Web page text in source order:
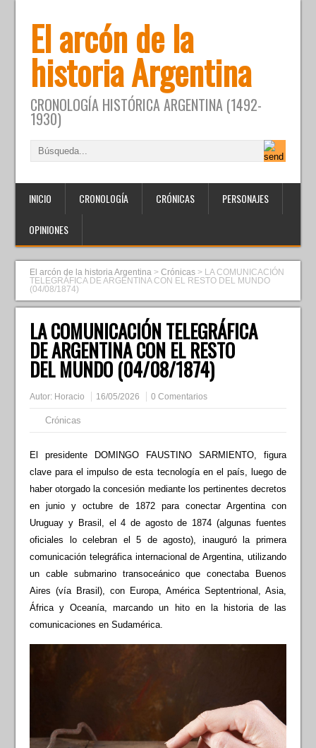
El arcón de la
historia Argentina
CRONOLOGÍA HISTÓRICA ARGENTINA (1492-
1930)
INICIO CRONOLOGÍA CRÓNICAS PERSONAJES
OPINIONES
El arcón de la historia Argentina >Crónicas > LA COMUNICACIÓN
TELEGRÁFICA DE ARGENTINA CON EL RESTO DEL MUNDO
(04/08/1874)
LA COMUNICACIÓN TELEGRÁFICA
DE ARGENTINA CON EL RESTO
DEL MUNDO (04/08/1874)
Autor: Horacio 16/05/2026 0 Comentarios
Crónicas
El presidente DOMINGO FAUSTINO SARMIENTO, figura
clave para el impulso de esta tecnología en el país, luego de
haber otorgado la concesión mediante los pertinentes decretos
en junio y octubre de 1872 para conectar Argentina con
Uruguay y Brasil, el 4 de agosto de 1874 (algunas fuentes
oficiales lo celebran el 5 de agosto), inauguró la primera
comunicación telegráfica internacional de Argentina, utilizando
un cable submarino transoceánico que conectaba Buenos
Aires (vía Brasil), con Europa, América Septentrional, Asia,
África y Oceanía, marcando un hito en la historia de las
comunicaciones en Sudamérica.